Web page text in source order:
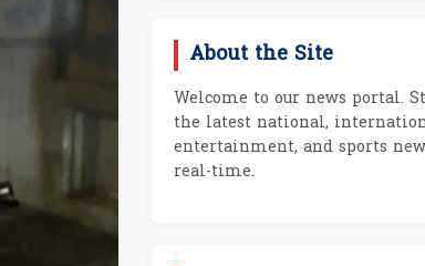
About the Site
Welcome to our news portal.
the latest national,
entertainment, and sports
real-time.